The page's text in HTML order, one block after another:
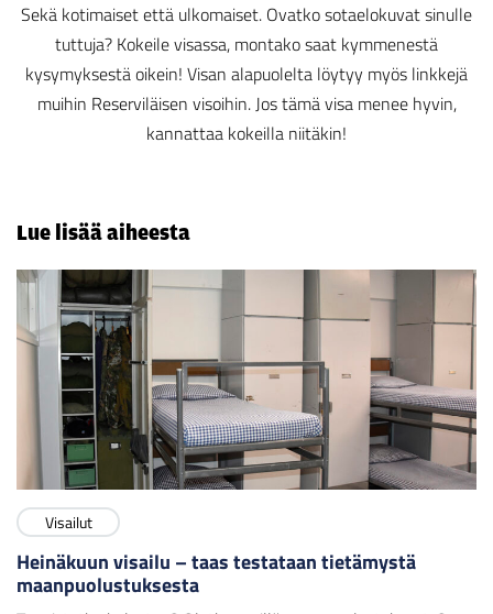
Sekä kotimaiset että ulkomaiset. Ovatko sotaelokuvat sinulle
tuttuja? Kokeile visassa, montako saat kymmenestä
kysymyksestä oikein! Visan alapuolelta löytyy myös linkkejä
muihin Reserviläisen visoihin. Jos tämä visa menee hyvin,
kannattaa kokeilla niitäkin!
Lue lisää aiheesta
Visailut
Heinäkuun visailu – taas testataan tietämystä
maanpuolustuksesta